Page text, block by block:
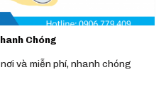
Chóng
và miễn phí, nhanh chóng